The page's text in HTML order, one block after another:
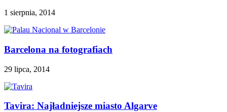
1 sierpnia, 2014
Barcelona na fotografiach
29 lipca, 2014
Tavira: Najładniejsze miasto Algarve